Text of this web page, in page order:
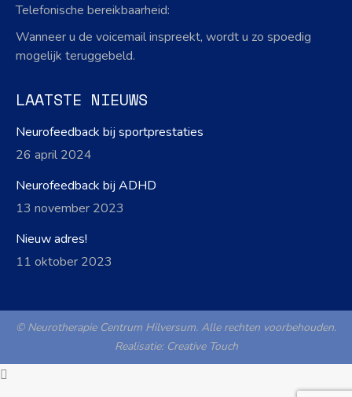
Telefonische bereikbaarheid:
Wanneer u de voicemail inspreekt, wordt u zo spoedig
mogelijk teruggebeld.
LAATSTE NIEUWS
Neurofeedback bij sportprestaties
26 april 2024
Neurofeedback bij ADHD
13 november 2023
Nieuw adres!
11 oktober 2023
© Neurotherapie Centrum Hilversum. Alle rechten voorbehouden.
Realisatie: Creative Touch